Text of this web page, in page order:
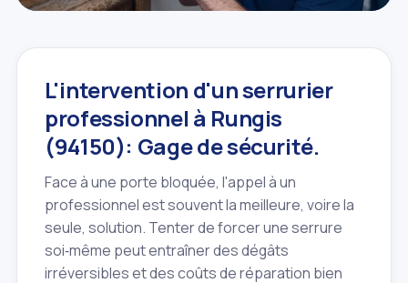
L'intervention d'un serrurier
professionnel à Rungis
(94150): Gage de sécurité.
Face à une porte bloquée, l'appel à un
professionnel est souvent la meilleure, voire la
seule, solution. Tenter de forcer une serrure
soi‑même peut entraîner des dégâts
irréversibles et des coûts de réparation bien